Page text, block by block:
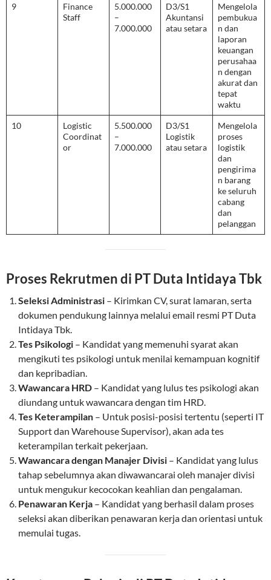
9
Finance
Staff
5.000.000
–
7.000.000
D3/S1
Akuntansi
atau setara
Mengelola
pembukua
n dan
laporan
keuangan
perusahaa
n dengan
akurat dan
tepat
waktu
10
Logistic
Coordinat
or
5.500.000
–
7.000.000
D3/S1
Logistik
atau setara
Mengelola
proses
logistik
dan
pengirima
n barang
ke seluruh
cabang
dan
pelanggan
Proses Rekrutmen di PT Duta Intidaya Tbk
Seleksi Administrasi – Kirimkan CV, surat lamaran, serta
dokumen pendukung lainnya melalui email resmi PT Duta
Intidaya Tbk.
Tes Psikologi – Kandidat yang memenuhi syarat akan
mengikuti tes psikologi untuk menilai kemampuan kognitif
dan kepribadian.
Wawancara HRD – Kandidat yang lulus tes psikologi akan
diundang untuk wawancara dengan tim HRD.
Tes Keterampilan – Untuk posisi-posisi tertentu (seperti IT
Support dan Warehouse Supervisor), akan ada tes
keterampilan terkait pekerjaan.
Wawancara dengan Manajer Divisi – Kandidat yang lulus
tahap sebelumnya akan diwawancarai oleh manajer divisi
untuk mengukur kecocokan keahlian dan pengalaman.
Penawaran Kerja – Kandidat yang berhasil dalam proses
seleksi akan diberikan penawaran kerja dan orientasi untuk
memulai tugas.